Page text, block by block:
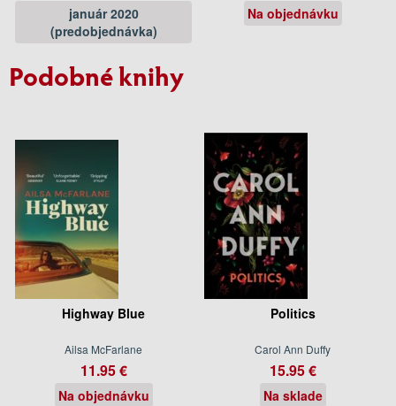
január 2020
(predobjednávka)
Na objednávku
Podobné knihy
Highway Blue
Ailsa McFarlane
11.95 €
Na objednávku
Politics
Carol Ann Duffy
15.95 €
Na sklade